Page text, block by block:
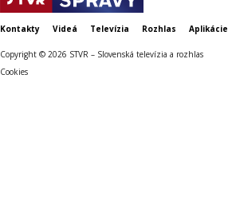
Kontakty Videá Televízia Rozhlas Aplikácie
Copyright © 2026 STVR – Slovenská televízia a rozhlas
Cookies